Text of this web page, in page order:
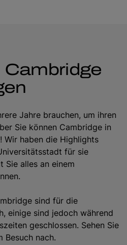
Jahre brauchen, um ihren
Sie können Cambridge in
Wir haben die Highlights
für sie
Sie alles an einem
sind für die
einige sind jedoch während
geschlossen. Sehen Sie
Besuch nach.